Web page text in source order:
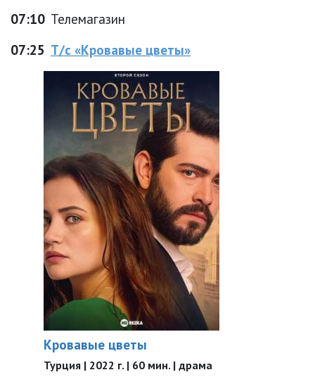
07:10 Телемагазин
07:25 Т/с «Кровавые цветы»
Кровавые цветы
Турция | 2022 г. | 60 мин. | драма